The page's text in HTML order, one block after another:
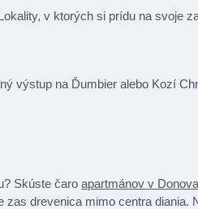
v ktorých si prídu na
výstup na Ďumbier alebo Kozí
Skúste čaro apartmánov v
drevenica mimo centra diania.